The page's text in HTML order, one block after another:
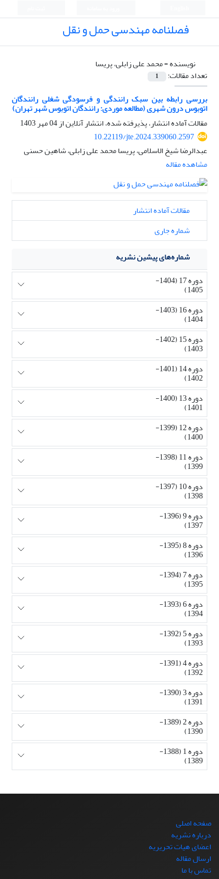
فصلنامه مهندسی حمل و نقل
نویسنده =محمد علی زابلی، پریسا
تعداد مقالات:
1
بررسی رابطه بین سبک رانندگی و فرسودگی شغلی رانندگان
اتوبوس درون شهری (مطالعه موردی: رانندگان اتوبوس شهر تهران)
مقالات آماده انتشار، پذیرفته شده، انتشار آنلاین از04 مهر 1403
10.22119/jte.2024.339060.2597
عبدالرضا شیخ الاسلامی، پریسا محمد علی زابلی، شاهین حسنی
مشاهده مقاله
مقالات آماده انتشار
شماره جاری
شماره‌های پیشین نشریه
دوره 17 (1404-
1405)
دوره 16 (1403-
1404)
دوره 15 (1402-
1403)
دوره 14 (1401-
1402)
دوره 13 (1400-
1401)
دوره 12 (1399-
1400)
دوره 11 (1398-
1399)
دوره 10 (1397-
1398)
دوره 9 (1396-
1397)
دوره 8 (1395-
1396)
دوره 7 (1394-
1395)
دوره 6 (1393-
1394)
دوره 5 (1392-
1393)
دوره 4 (1391-
1392)
دوره 3 (1390-
1391)
دوره 2 (1389-
1390)
دوره 1 (1388-
1389)
صفحه اصلی
درباره نشریه
اعضای هیات تحریریه
ارسال مقاله
تماس با ما